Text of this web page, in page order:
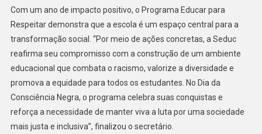
Com um ano de impacto positivo, o Programa Educar para
Respeitar demonstra que a escola é um espaço central para a
transformação social. “Por meio de ações concretas, a Seduc
reafirma seu compromisso com a construção de um ambiente
educacional que combata o racismo, valorize a diversidade e
promova a equidade para todos os estudantes. No Dia da
Consciência Negra, o programa celebra suas conquistas e
reforça a necessidade de manter viva a luta por uma sociedade
mais justa e inclusiva”, finalizou o secretário.